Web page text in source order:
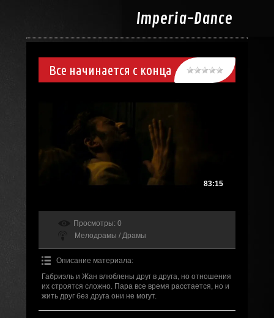
Imperia-Dance
Все начинается с конца
83:15
Просмотры: 0
Мелодрамы / Драмы
Описание материала:
Габриэль и Жан влюблены друг в друга, но отношения
их строятся сложно. Пара все время расстается, но и
жить друг без друга они не могут.